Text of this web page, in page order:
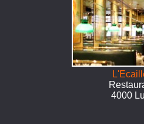
4000